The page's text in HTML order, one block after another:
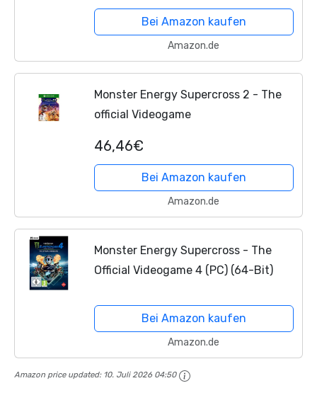
Bei Amazon kaufen
Amazon.de
Monster Energy Supercross 2 - The
official Videogame
46,46€
Bei Amazon kaufen
Amazon.de
Monster Energy Supercross - The
Official Videogame 4 (PC) (64-Bit)
Bei Amazon kaufen
Amazon.de
Amazon price updated: 10. Juli 2026 04:50